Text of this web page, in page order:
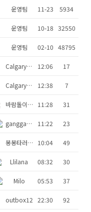
운영팀 11-23 5934
운영팀 10-18 32550
운영팀 02-10 48795
Calgaryrentt 12:06 17
Calgaryrentt 12:38 7
바람돌이소닉 11:28 31
ganggang 11:22 23
봉봉타러가자 10:04 49
Llilana 08:32 30
Milo 05:53 37
outbox12 22:30 92